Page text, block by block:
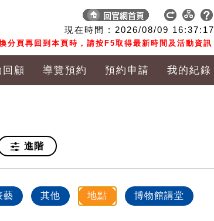
現在時間 : 2026/08/09 16:37:17
分頁再回到本頁時，請按F5取得最新時間及活動資訊
回顧 導覽預約 預約申請 我的紀錄
進階
藝 其他 地點 博物館講堂